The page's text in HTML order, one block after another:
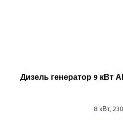
Дизель генератор 9 кВт
8 кВт,